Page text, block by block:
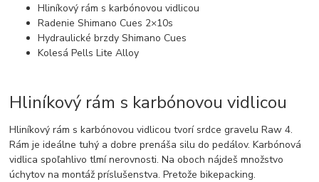
Hliníkový rám s karbónovou vidlicou
Radenie Shimano Cues 2×10s
Hydraulické brzdy Shimano Cues
Kolesá Pells Lite Alloy
Hliníkový rám s karbónovou vidlicou
Hliníkový rám s karbónovou vidlicou tvorí srdce gravelu Raw 4.
Rám je ideálne tuhý a dobre prenáša silu do pedálov. Karbónová
vidlica spoľahlivo tlmí nerovnosti. Na oboch nájdeš množstvo
úchytov na montáž príslušenstva. Pretože bikepacking.